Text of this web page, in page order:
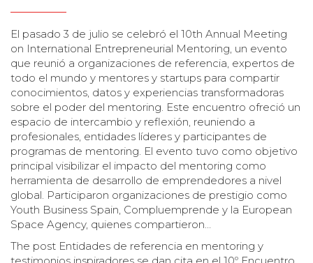
El pasado 3 de julio se celebró el 10th Annual Meeting
on International Entrepreneurial Mentoring, un evento
que reunió a organizaciones de referencia, expertos de
todo el mundo y mentores y startups para compartir
conocimientos, datos y experiencias transformadoras
sobre el poder del mentoring. Este encuentro ofreció un
espacio de intercambio y reflexión, reuniendo a
profesionales, entidades líderes y participantes de
programas de mentoring. El evento tuvo como objetivo
principal visibilizar el impacto del mentoring como
herramienta de desarrollo de emprendedores a nivel
global. Participaron organizaciones de prestigio como
Youth Business Spain, Compluemprende y la European
Space Agency, quienes compartieron…
The post Entidades de referencia en mentoring y